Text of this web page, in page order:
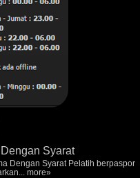
Syarat
Dengan Syarat Pelatih berpaspor
more»